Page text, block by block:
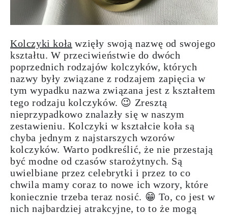
Kolczyki koła wzięły swoją nazwę od swojego
kształtu. W przeciwieństwie do dwóch
poprzednich rodzajów kolczyków, których
nazwy były związane z rodzajem zapięcia w
tym wypadku nazwa związana jest z kształtem
tego rodzaju kolczyków. 😉 Zresztą
nieprzypadkowo znalazły się w naszym
zestawieniu. Kolczyki w kształcie koła są
chyba jednym z najstarszych wzorów
kolczyków. Warto podkreślić, że nie przestają
być modne od czasów starożytnych. Są
uwielbiane przez celebrytki i przez to co
chwila mamy coraz to nowe ich wzory, które
koniecznie trzeba teraz nosić. 😁 To, co jest w
nich najbardziej atrakcyjne, to to że mogą